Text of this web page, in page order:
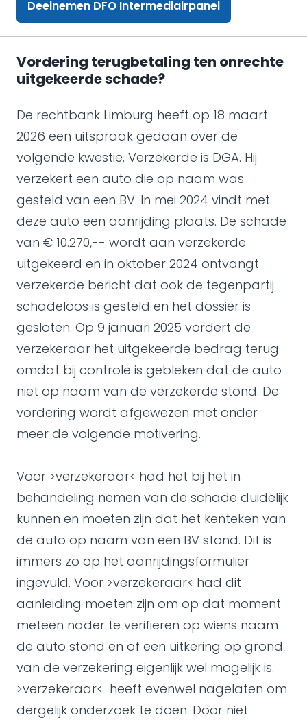
Deelnemen DFO Intermediairpanel
Vordering terugbetaling ten onrechte
uitgekeerde schade?
De rechtbank Limburg heeft op 18 maart
2026 een uitspraak gedaan over de
volgende kwestie. Verzekerde is DGA. Hij
verzekert een auto die op naam was
gesteld van een BV. In mei 2024 vindt met
deze auto een aanrijding plaats. De schade
van € 10.270,-- wordt aan verzekerde
uitgekeerd en in oktober 2024 ontvangt
verzekerde bericht dat ook de tegenpartij
schadeloos is gesteld en het dossier is
gesloten. Op 9 januari 2025 vordert de
verzekeraar het uitgekeerde bedrag terug
omdat bij controle is gebleken dat de auto
niet op naam van de verzekerde stond. De
vordering wordt afgewezen met onder
meer de volgende motivering.
Voor >verzekeraar< had het bij het in
behandeling nemen van de schade duidelijk
kunnen en moeten zijn dat het kenteken van
de auto op naam van een BV stond. Dit is
immers zo op het aanrijdingsformulier
ingevuld. Voor >verzekeraar< had dit
aanleiding moeten zijn om op dat moment
meteen nader te verifiëren op wiens naam
de auto stond en of een uitkering op grond
van de verzekering eigenlijk wel mogelijk is.
>verzekeraar< heeft evenwel nagelaten om
dergelijk onderzoek te doen. Door niet